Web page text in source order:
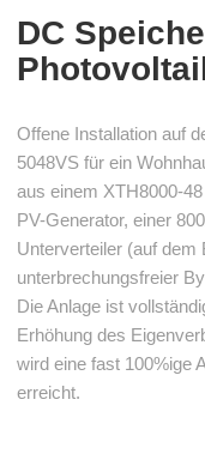
DC
Offene Installation auf
5048VS für ein
aus einem XTH8000-
PV-Generator, einer
Unterverteiler (auf dem
unterbrechungsfreier
Die Anlage ist
Erhöhung des
wird eine fast 100%ige
erreicht.